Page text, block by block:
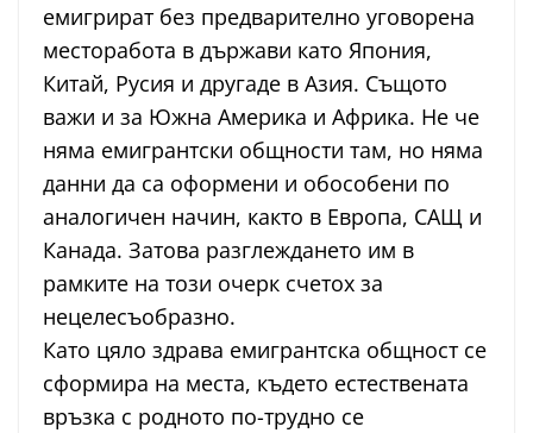
емигрират без предварително уговорена
месторабота в държави като Япония,
Китай, Русия и другаде в Азия. Същото
важи и за Южна Америка и Африка. Не че
няма емигрантски общности там, но няма
данни да са оформени и обособени по
аналогичен начин, както в Европа, САЩ и
Канада. Затова разглеждането им в
рамките на този очерк счетох за
нецелесъобразно.
Като цяло здрава емигрантска общност се
сформира на места, където естествената
връзка с родното по-трудно се